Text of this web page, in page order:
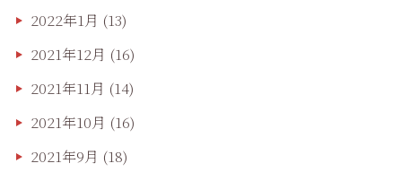
2022年1月 (13)
2021年12月 (16)
2021年11月 (14)
2021年10月 (16)
2021年9月 (18)